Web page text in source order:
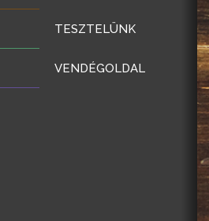
TESZTELÜNK
VENDÉGOLDAL